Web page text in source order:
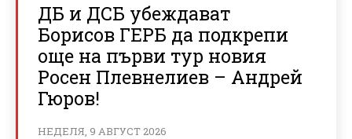
ДБ и ДСБ убеждават
Борисов ГЕРБ да подкрепи
още на първи тур новия
Росен Плевнелиев – Андрей
Гюров!
НЕДЕЛЯ, 9 АВГУСТ 2026